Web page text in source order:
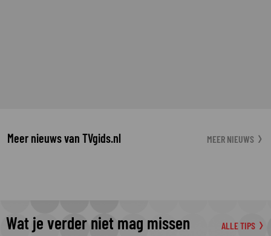
Meer nieuws van TVgids.nl MEER NIEUWS
Wat je verder niet mag missen ALLE TIPS